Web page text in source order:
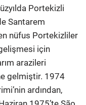
Portekizli
Santarem
nüfus Portekizliler
için
arazileri
gelmiştir. 1974
ardından,